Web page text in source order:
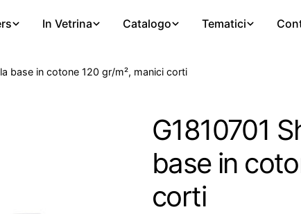
In Vetrina Catalogo Tematici
base in cotone 120 gr/m², manici corti
G1810701
base in
corti